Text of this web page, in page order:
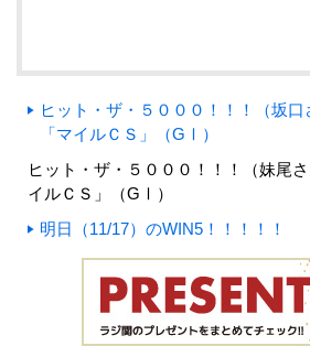
ヒット・ザ・５０００！！！（坂
「マイルＣＳ」（GⅠ）
ヒット・ザ・５０００！！！（妹
イルＣＳ」（GⅠ）
明日（11/17）のWIN5！！！！！